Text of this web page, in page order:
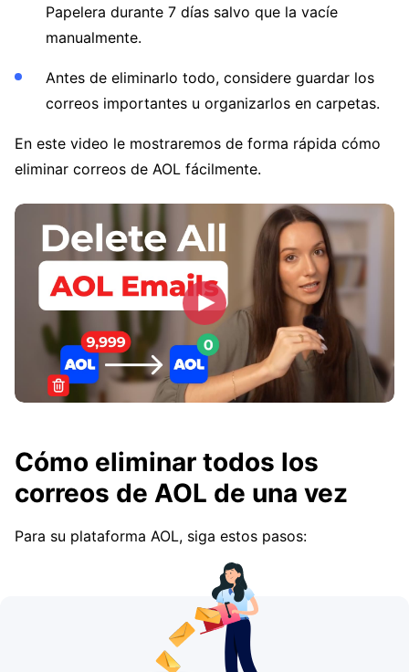
Papelera durante 7 días salvo que la vacíe
manualmente.
Antes de eliminarlo todo, considere guardar los
correos importantes u organizarlos en carpetas.
En este video le mostraremos de forma rápida cómo
eliminar correos de AOL fácilmente.
Cómo eliminar todos los
correos de AOL de una vez
Para su plataforma AOL, siga estos pasos: